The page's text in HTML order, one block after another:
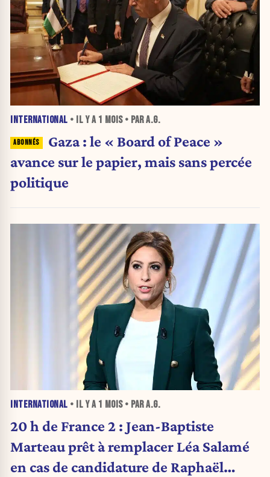
INTERNATIONAL • IL Y A 1 MOIS• PAR A.G.
Gaza : le « Board of Peace »
avance sur le papier, mais sans percée
politique
INTERNATIONAL • IL Y A 1 MOIS• PAR A.G.
20 h de France 2 : Jean-Baptiste
Marteau prêt à remplacer Léa Salamé
en cas de candidature de Raphaël